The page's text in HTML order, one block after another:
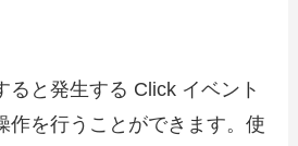
ると発生する Click イベント
作を行うことができます。使